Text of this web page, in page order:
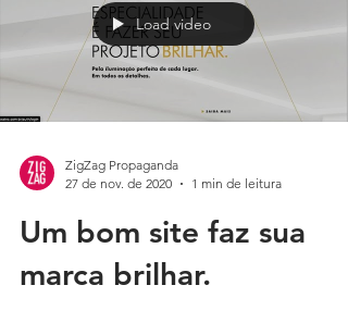
Load video
ZigZag Propaganda
27 de nov. de 2020
1 min de leitura
Um bom site faz sua